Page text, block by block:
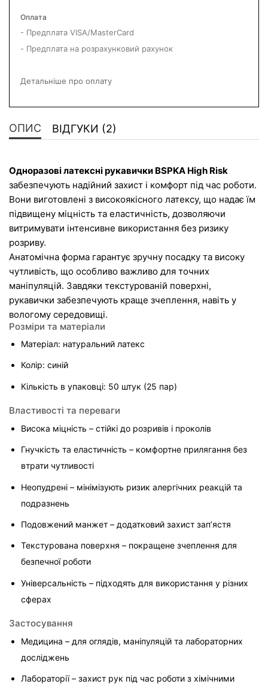
Оплата
- Предплата VISA/MasterCard
- Предплата на розрахунковий рахунок
Детальніше про оплату
ОПИС ВІДГУКИ (2)
Одноразові латексні рукавички BSPKA High Risk
забезпечують надійний захист і комфорт під час роботи.
Вони виготовлені з високоякісного латексу, що надає їм
підвищену міцність та еластичність, дозволяючи
витримувати інтенсивне використання без ризику
розриву.
Анатомічна форма гарантує зручну посадку та високу
чутливість, що особливо важливо для точних
маніпуляцій. Завдяки текстурованій поверхні,
рукавички забезпечують краще зчеплення, навіть у
вологому середовищі.
Розміри та матеріали
Матеріал: натуральний латекс
Колір: синій
Кількість в упаковці: 50 штук (25 пар)
Властивості та переваги
Висока міцність – стійкі до розривів і проколів
Гнучкість та еластичність – комфортне прилягання без
втрати чутливості
Неопудрені – мінімізують ризик алергічних реакцій та
подразнень
Подовжений манжет – додатковий захист зап’ястя
Текстурована поверхня – покращене зчеплення для
безпечної роботи
Універсальність – підходять для використання у різних
сферах
Застосування
Медицина – для оглядів, маніпуляцій та лабораторних
досліджень
Лабораторії – захист рук під час роботи з хімічними